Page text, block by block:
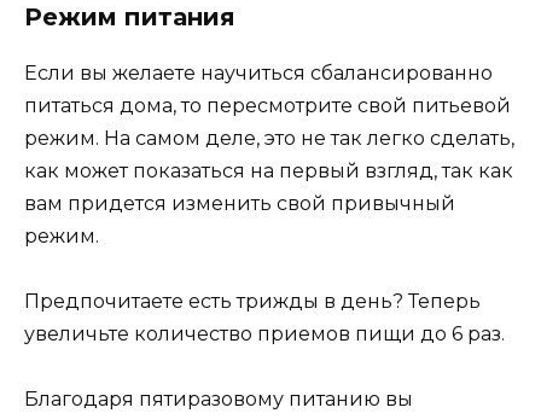
Режим питания
Если вы желаете научиться сбалансированно
питаться дома, то пересмотрите свой питьевой
режим. На самом деле, это не так легко сделать,
как может показаться на первый взгляд, так как
вам придется изменить свой привычный
режим.
Предпочитаете есть трижды в день? Теперь
увеличьте количество приемов пищи до 6 раз.
Благодаря пятиразовому питанию вы